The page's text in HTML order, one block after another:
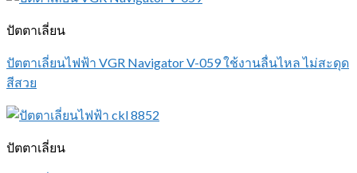
ปัตตาเลี่ยน
ปัตตาเลี่ยนไฟฟ้า VGR Navigator V-059 ใช้งานลื่นไหล ไม่สะดุด
สีสวย
ปัตตาเลี่ยน